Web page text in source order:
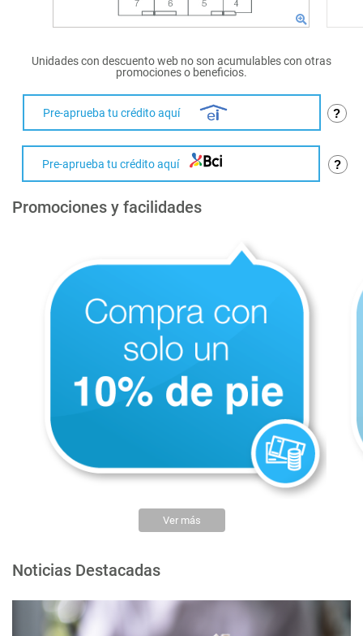
Unidades con descuento web no son acumulables con otras
promociones o beneficios.
Pre-aprueba tu crédito aquí ?
Pre-aprueba tu crédito aquí ?
Promociones y facilidades
Ver más
Noticias Destacadas